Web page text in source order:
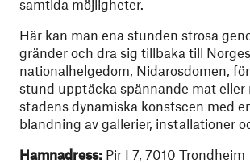
samtida möjligheter.
Här kan man ena stunden strosa
gränder och dra sig tillbaka till Norges
nationalhelgedom, Nidarosdomen,
stund upptäcka spännande mat eller
stadens dynamiska konstscen med
blandning av gallerier, installationer
Hamnadress: Pir I 7, 7010 Trondheim